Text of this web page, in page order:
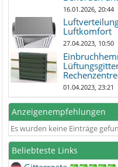
16.01.2026, 20:44
Luftkomfort
27.04.2023, 10:50
01.04.2023, 23:21
Anzeigenempfehlungen
Es wurden keine Einträge
Beliebteste Links